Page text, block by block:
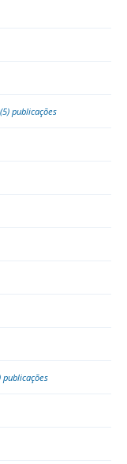
(5) publicações
publicações